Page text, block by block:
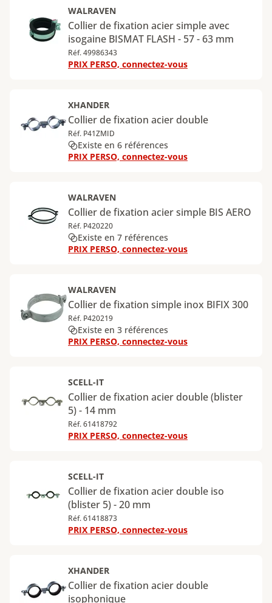
WALRAVEN
Collier de fixation acier simple avec
isogaine BISMAT FLASH - 57 - 63 mm
Réf. 49986343
PRIX PERSO, connectez-vous
XHANDER
Collier de fixation acier double
Réf. P41ZMID
Existe en 6 références
PRIX PERSO, connectez-vous
WALRAVEN
Collier de fixation acier simple BIS AERO
Réf. P420220
Existe en 7 références
PRIX PERSO, connectez-vous
WALRAVEN
Collier de fixation simple inox BIFIX 300
Réf. P420219
Existe en 3 références
PRIX PERSO, connectez-vous
SCELL-IT
Collier de fixation acier double (blister
5) - 14 mm
Réf. 61418792
PRIX PERSO, connectez-vous
SCELL-IT
Collier de fixation acier double iso
(blister 5) - 20 mm
Réf. 61418873
PRIX PERSO, connectez-vous
XHANDER
Collier de fixation acier double
isophonique